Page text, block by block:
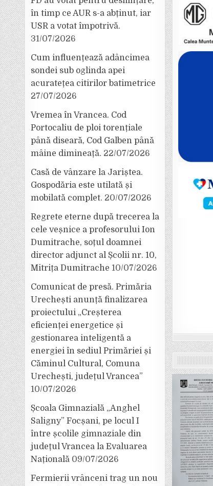
în timp ce AUR s-a abținut, iar
USR a votat împotrivă.
31/07/2026
Cum influențează adâncimea
sondei sub oglinda apei
acuratețea citirilor batimetrice
27/07/2026
Vremea în Vrancea. Cod
Portocaliu de ploi torențiale
până diseară, Cod Galben până
mâine dimineață. 22/07/2026
Casă de vânzare la Jariștea.
Gospodăria este utilată și
mobilată complet. 20/07/2026
Regrete eterne după trecerea la
cele veșnice a profesorului Ion
Dumitrache, soțul doamnei
director adjunct al Școlii nr. 10,
Mitrița Dumitrache 10/07/2026
Comunicat de presă. Primăria
Urechești anunță finalizarea
proiectului „Creșterea
eficienței energetice și
gestionarea inteligentă a
energiei în sediul Primăriei și
Căminul Cultural, Comuna
Urechești, județul Vrancea”
10/07/2026
Școala Gimnazială „Anghel
Saligny” Focșani, pe locul I
între școlile gimnaziale din
județul Vrancea la Evaluarea
Națională 09/07/2026
Fermierii vrânceni trag un nou